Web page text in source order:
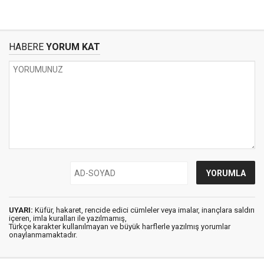
HABERE YORUM KAT
UYARI: Küfür, hakaret, rencide edici cümleler veya imalar, inançlara saldırı
içeren, imla kuralları ile yazılmamış,
Türkçe karakter kullanılmayan ve büyük harflerle yazılmış yorumlar
onaylanmamaktadır.